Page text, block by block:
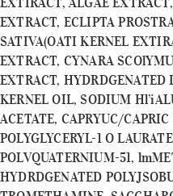
EXTRACT, ECLIPTA
SATIVA(OATI KERNEL
EXTRACT, CYNARA
EXTRACT,
KERNEL OIL, SODIUM
ACETATE, CAPRYUC/
POLYGLYCERYL-1 O
POLVQUATERNIUM-51,
HYDRDGENATED